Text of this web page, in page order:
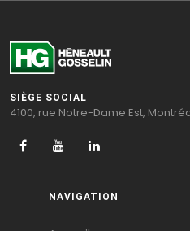
SIÈGE SOCIAL
4100, rue Notre-Dame Est,
NAVIGATION